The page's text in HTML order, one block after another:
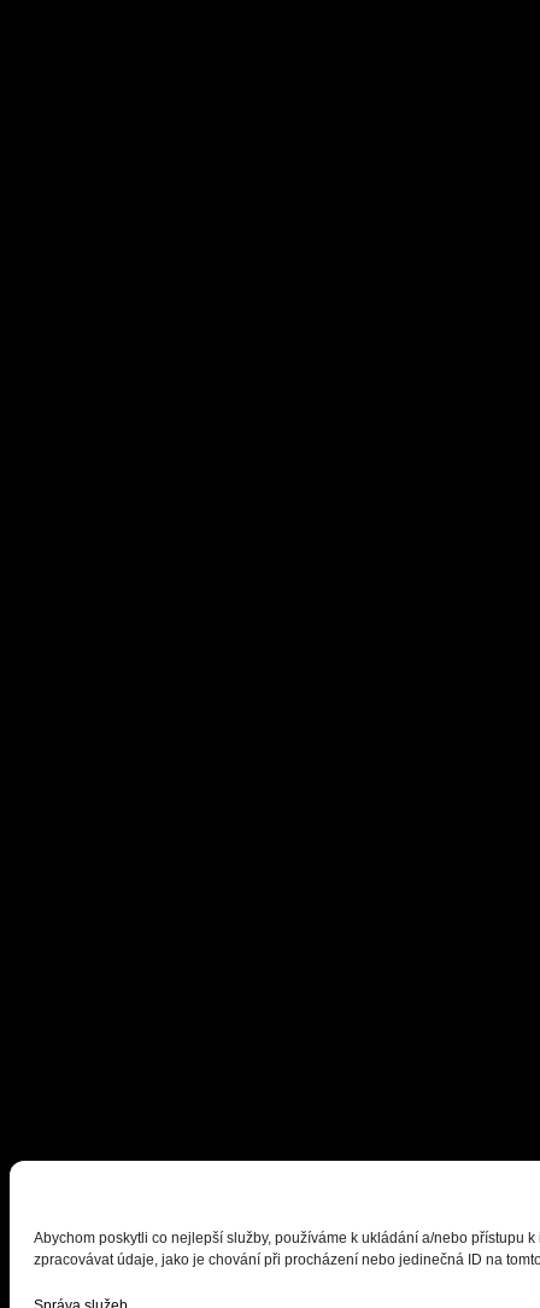
Abychom poskytli co nejlepší služby, používáme k ukládání a/nebo přístupu
zpracovávat údaje, jako je chování při procházení nebo jedinečná ID na